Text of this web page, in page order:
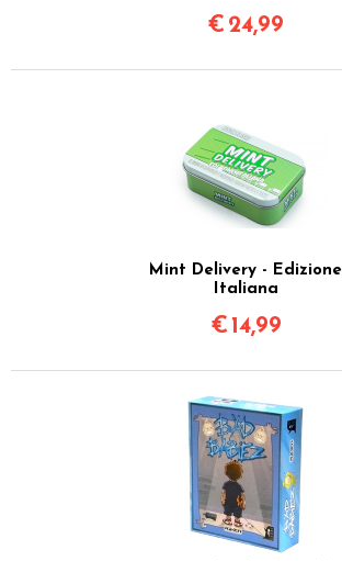
€ 24,99
Mint Delivery - Edizione
Italiana
€ 14,99